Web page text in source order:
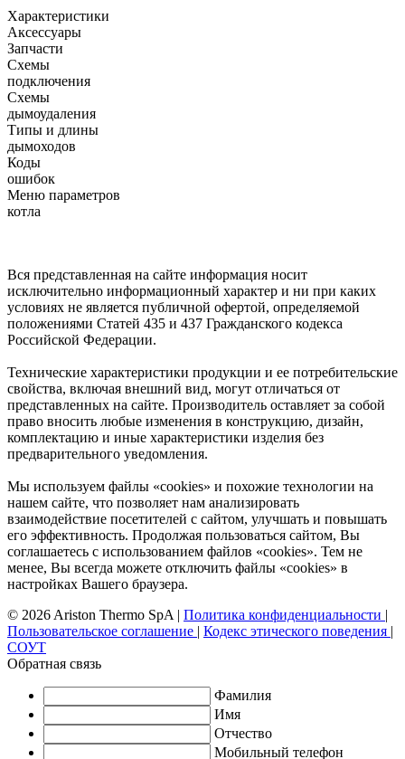
Характеристики
Аксессуары
Запчасти
Схемы
подключения
Схемы
дымоудаления
Типы и длины
дымоходов
Коды
ошибок
Меню параметров
котла
Вся представленная на сайте информация носит
исключительно информационный характер и ни при каких
условиях не является публичной офертой, определяемой
положениями Статей 435 и 437 Гражданского кодекса
Российской Федерации.
Технические характеристики продукции и ее потребительские
свойства, включая внешний вид, могут отличаться от
представленных на сайте. Производитель оставляет за собой
право вносить любые изменения в конструкцию, дизайн,
комплектацию и иные характеристики изделия без
предварительного уведомления.
Мы используем файлы «cookies» и похожие технологии на
нашем сайте, что позволяет нам анализировать
взаимодействие посетителей с сайтом, улучшать и повышать
его эффективность. Продолжая пользоваться сайтом, Вы
соглашаетесь с использованием файлов «cookies». Тем не
менее, Вы всегда можете отключить файлы «cookies» в
настройках Вашего браузера.
© 2026 Ariston Thermo SpA | Политика конфиденциальности |
Пользовательское соглашение | Кодекс этического поведения |
СОУТ
Обратная связь
Фамилия
Имя
Отчество
Мобильный телефон